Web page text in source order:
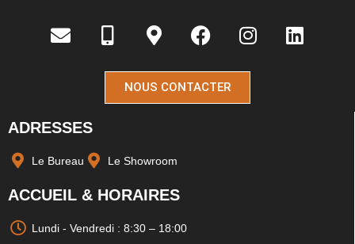
NOUS CONTACTER
ADRESSES
Le Bureau Le Showroom
ACCUEIL & HORAIRES
Lundi - Vendredi : 8:30 – 18:00